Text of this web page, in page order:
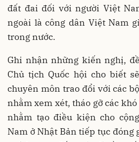
đất đai đối với người Việt
ngoài là công dân Việt Nam
trong nước.
Ghi nhận những kiến nghị,
Chủ tịch Quốc hội cho biết
chuyên môn trao đổi với các
nhằm xem xét, tháo gỡ các
nhằm tạo điều kiện cho
Nam ở Nhật Bản tiếp tục đóng